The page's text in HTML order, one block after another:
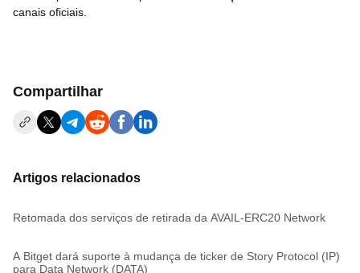
canais oficiais.
Compartilhar
Artigos relacionados
Retomada dos serviços de retirada da AVAIL-ERC20 Network
A Bitget dará suporte à mudança de ticker de Story Protocol (IP)
para Data Network (DATA)